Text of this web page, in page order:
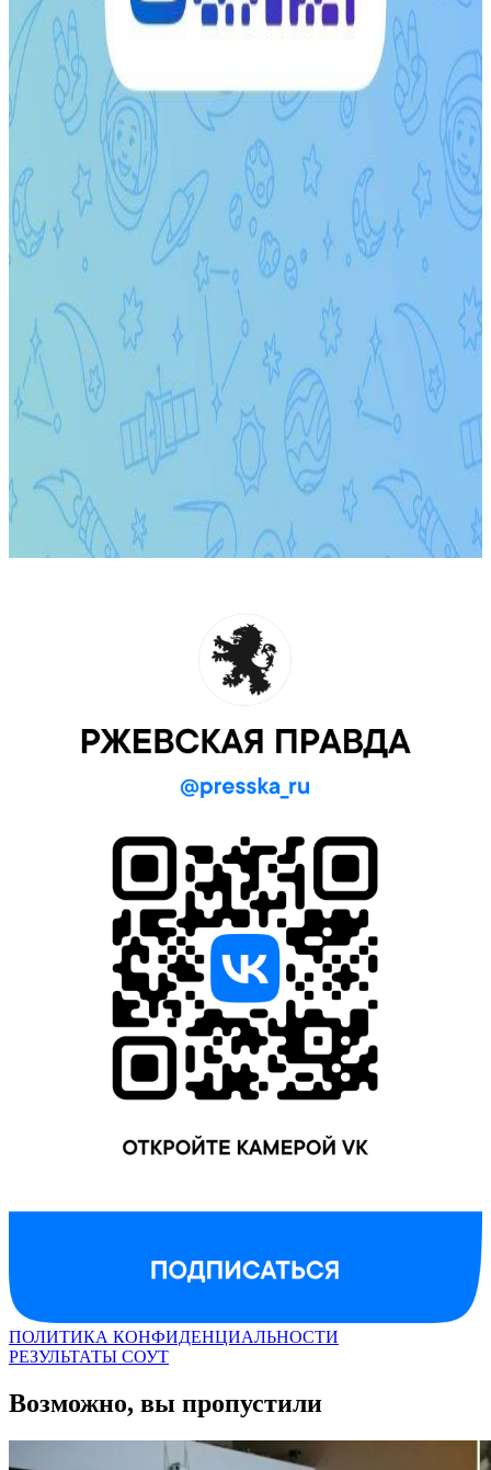
ПОЛИТИКА КОНФИДЕНЦИАЛЬНОСТИ
РЕЗУЛЬТАТЫ СОУТ
Возможно, вы пропустили